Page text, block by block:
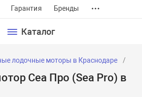
Гарантия Бренды ...
Каталог
лодочные моторы в Краснодаре
Сеа Про (Sea Pro) в